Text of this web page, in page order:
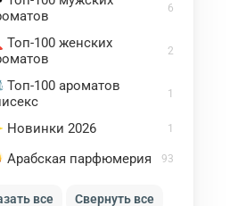
6
Топ-100 женских
2
100 ароматов
1
Новинки 2026 1
Арабская парфюмерия 93
все Свернуть все